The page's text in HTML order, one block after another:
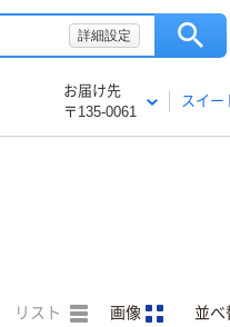
詳細設定
お届け先
〒135-0061
スイー
リスト 画像 並べ